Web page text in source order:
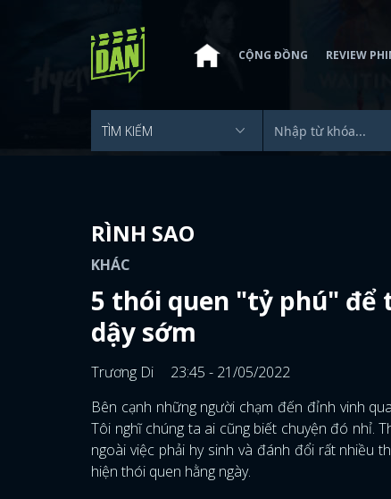
CỘNG ĐỒNG REVIEW
RÌNH SAO
KHÁC
5 thói quen "tỷ phú" để
dậy sớm
Trương Di
23:45 - 21/05/2022
Bên cạnh những người chạm đến đỉnh vinh
Tôi nghĩ chúng ta ai cũng biết chuyện đó nhỉ.
ngoài việc phải hy sinh và đánh đổi rất nhiều
hiện thói quen hằng ngày.